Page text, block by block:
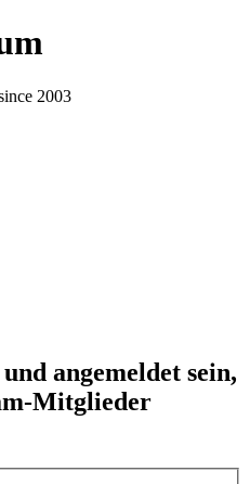
2003
angemeldet sein,
Mitglieder